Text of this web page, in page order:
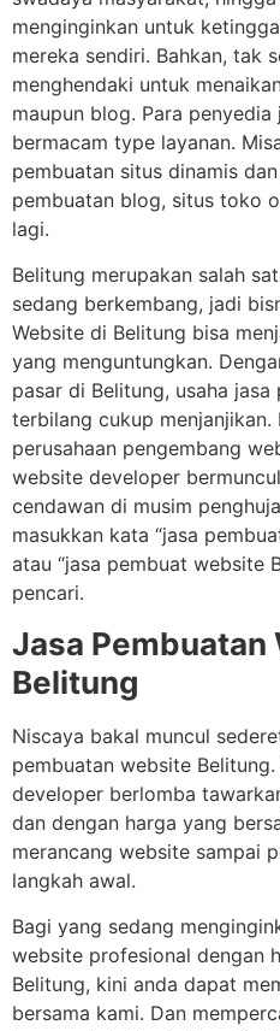
menginginkan untuk
mereka sendiri. Bahkan, tak
menghendaki untuk
maupun blog. Para
bermacam type layanan.
pembuatan situs dinamis
pembuatan blog, situs toko
lagi.
Belitung merupakan salah
sedang berkembang, jadi
Website di Belitung bisa
yang menguntungkan.
pasar di Belitung, usaha
terbilang cukup menjanjikan.
perusahaan pengembang
website developer
cendawan di musim
masukkan kata “jasa
atau “jasa pembuat website
pencari.
Jasa Pembuatan
Belitung
Niscaya bakal muncul
pembuatan website
developer berlomba
dan dengan harga yang
merancang website sampai
langkah awal.
Bagi yang sedang
website profesional dengan
Belitung, kini anda dapat
bersama kami. Dan